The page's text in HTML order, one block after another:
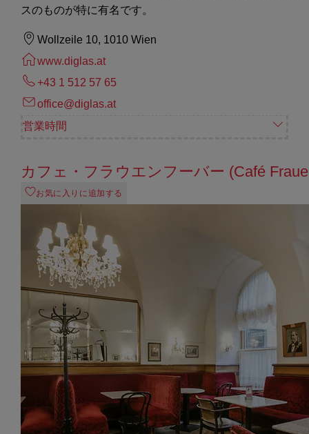
スのものが特に有名です。
Wollzeile 10, 1010 Wien
www.diglas.at
+43 1 512 57 65
office@diglas.at
営業時間
カフェ・フラウエンフーバー (Café
お気に入りに追加する